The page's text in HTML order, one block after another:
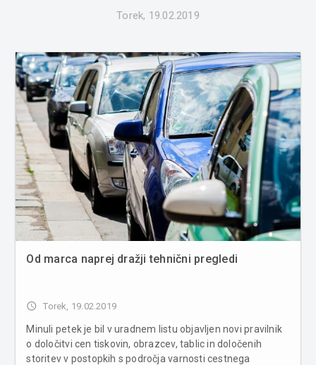
Torek, 19.02.2019
Od marca naprej dražji tehnični pregledi
access_time Torek, 19.02.2019
Minuli petek je bil v uradnem listu objavljen novi pravilnik
o določitvi cen tiskovin, obrazcev, tablic in določenih
storitev v postopkih s področja varnosti cestnega